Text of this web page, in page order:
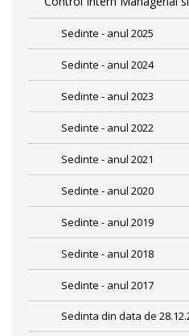
Sedinte - anul 2025
Sedinte - anul 2024
Sedinte - anul 2023
Sedinte - anul 2022
Sedinte - anul 2021
Sedinte - anul 2020
Sedinte - anul 2019
Sedinte - anul 2018
Sedinte - anul 2017
Sedinta din data de